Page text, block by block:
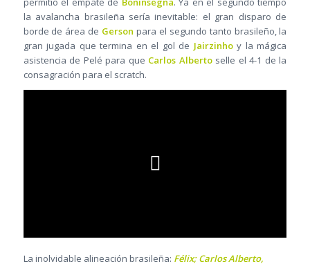
la avalancha brasileña sería inevitable: el gran disparo de
borde de área de Gerson para el segundo tanto brasileño, la
gran jugada que termina en el gol de Jairzinhoy la mágica
asistencia de Pelé para que Carlos Albertoselle el 4-1 de la
consagración para el scratch.
La inolvidable alineación brasileña: Félix; Carlos Alberto,